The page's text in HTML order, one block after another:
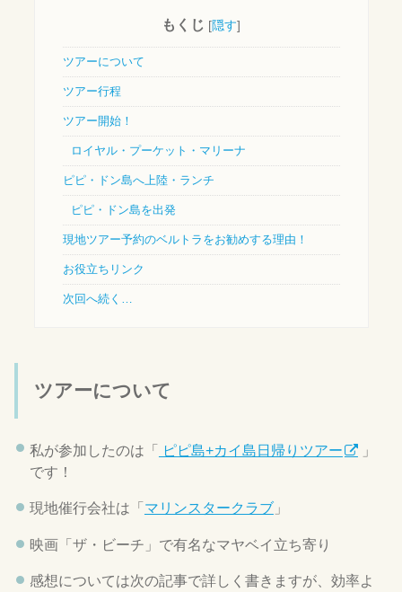
もくじ [隠す]
ツアーについて
ツアー行程
ツアー開始！
ロイヤル・プーケット・マリーナ
ピピ・ドン島へ上陸・ランチ
ピピ・ドン島を出発
現地ツアー予約のベルトラをお勧めする理由！
お役立ちリンク
次回へ続く…
ツアーについて
私が参加したのは「 ピピ島+カイ島日帰りツアー
」
です！
現地催行会社は「マリンスタークラブ」
映画「ザ・ビーチ」で有名なマヤベイ立ち寄り
感想については次の記事で詳しく書きますが、効率よ